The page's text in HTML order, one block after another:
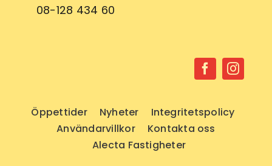
08-128 434 60
Öppettider Nyheter
Integritetspolicy
Användarvillkor
Kontakta oss
Alecta Fastigheter